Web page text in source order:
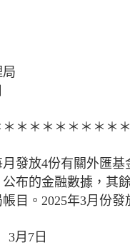
＊＊＊＊＊＊＊＊＊
月發放4份有關外匯
公布的金融數據，
目。2025年3月份發
3月7日